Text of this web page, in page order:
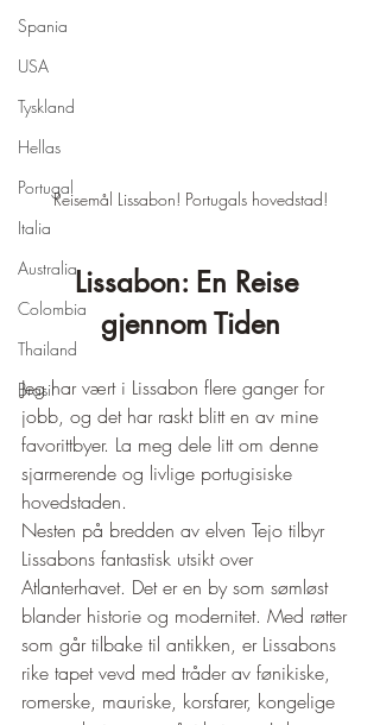
Spania
USA
Tyskland
Hellas
Portugal
Italia
Australia
Colombia
Thailand
Brasil
Reisemål Lissabon! Portugals hovedstad!
Lissabon: En Reise
gjennom Tiden
Jeg har vært i Lissabon flere ganger for
jobb, og det har raskt blitt en av mine
favorittbyer. La meg dele litt om denne
sjarmerende og livlige portugisiske
hovedstaden.
Nesten på bredden av elven Tejo tilbyr
Lissabons fantastisk utsikt over
Atlanterhavet. Det er en by som sømløst
blander historie og modernitet. Med røtter
som går tilbake til antikken, er Lissabons
rike tapet vevd med tråder av fønikiske,
romerske, mauriske, korsfarer, kongelige